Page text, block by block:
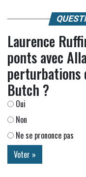
Laurence
ponts avec
perturbations
Butch ?
Oui
Non
Ne se prononce pas